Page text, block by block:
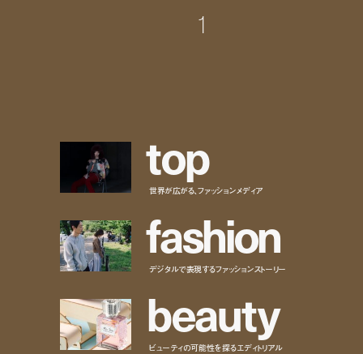
1
top
世界が広がる、ファッションメディア
fashion
デジタルで表現するファッションストーリー
beauty
ビューティの可能性を探るエディトリアル